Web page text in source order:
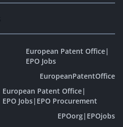
European Patent Office|
EPO Jobs
EuropeanPatentOffice
European Patent Office|
EPO Jobs| EPO Procurement
EPOorg| EPOjobs